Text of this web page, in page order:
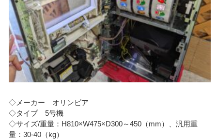
◇メーカー オリンピア
◇タイプ 5号機
◇サイズ/重量：H810×W475×D300～450（mm）、汎用重
量：30-40（kg）